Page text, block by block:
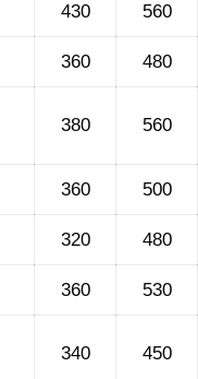
430 560
360 480
380 560
360 500
320 480
360 530
340 450